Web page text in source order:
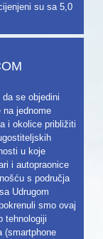
su sa 5,0
se objedini
na jednome
i okolice približiti
u koje
i autopraonice
s područja
Udrugom
smo ovaj
tehnologiji
(smartphone